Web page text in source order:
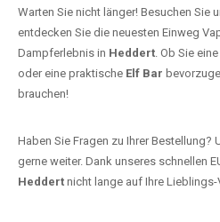
Warten Sie nicht länger! Besuchen Sie
entdecken Sie die neuesten Einweg
Dampferlebnis in Heddert. Ob Sie eine
oder eine praktische Elf Bar
brauchen!
Haben Sie Fragen zu Ihrer Bestellung?
gerne weiter. Dank unseres schnellen
Heddert nicht lange auf Ihre